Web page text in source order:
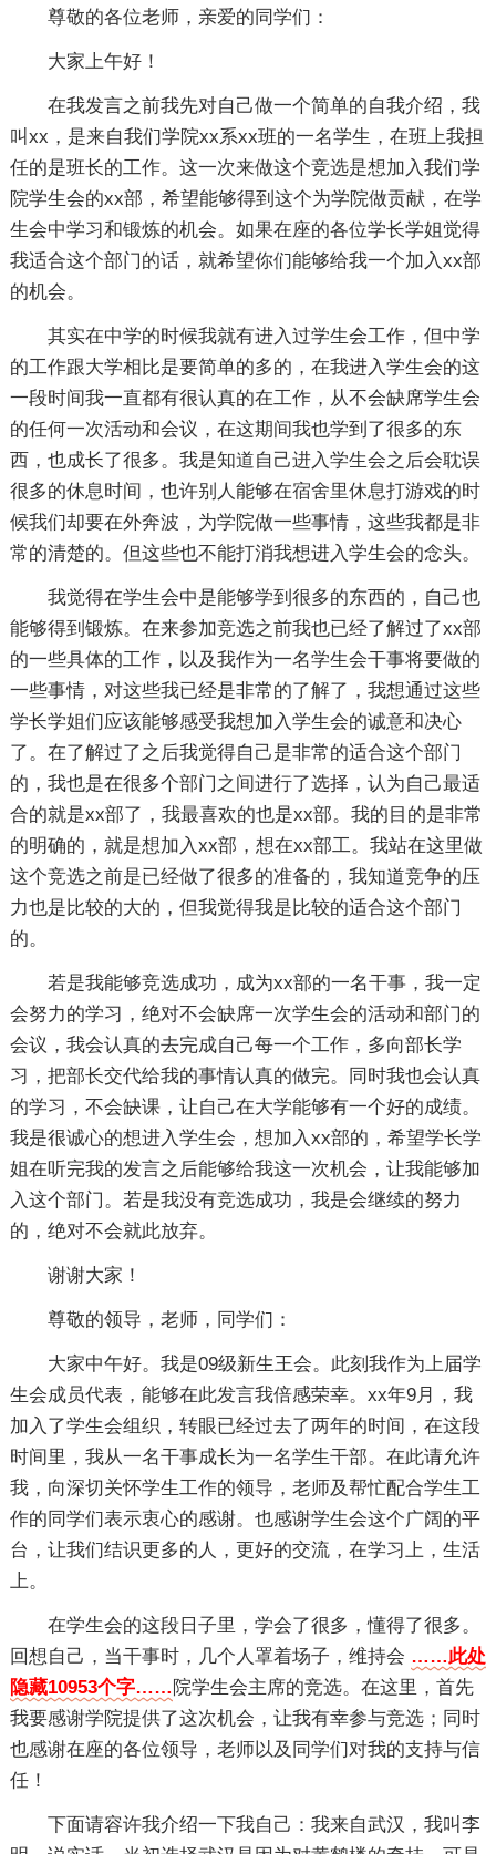
尊敬的各位老师，亲爱的同学们：
大家上午好！
在我发言之前我先对自己做一个简单的自我介绍，我
叫xx，是来自我们学院xx系xx班的一名学生，在班上我担
任的是班长的工作。这一次来做这个竞选是想加入我们学
院学生会的xx部，希望能够得到这个为学院做贡献，在学
生会中学习和锻炼的机会。如果在座的各位学长学姐觉得
我适合这个部门的话，就希望你们能够给我一个加入xx部
的机会。
其实在中学的时候我就有进入过学生会工作，但中学
的工作跟大学相比是要简单的多的，在我进入学生会的这
一段时间我一直都有很认真的在工作，从不会缺席学生会
的任何一次活动和会议，在这期间我也学到了很多的东
西，也成长了很多。我是知道自己进入学生会之后会耽误
很多的休息时间，也许别人能够在宿舍里休息打游戏的时
候我们却要在外奔波，为学院做一些事情，这些我都是非
常的清楚的。但这些也不能打消我想进入学生会的念头。
我觉得在学生会中是能够学到很多的东西的，自己也
能够得到锻炼。在来参加竞选之前我也已经了解过了xx部
的一些具体的工作，以及我作为一名学生会干事将要做的
一些事情，对这些我已经是非常的了解了，我想通过这些
学长学姐们应该能够感受我想加入学生会的诚意和决心
了。在了解过了之后我觉得自己是非常的适合这个部门
的，我也是在很多个部门之间进行了选择，认为自己最适
合的就是xx部了，我最喜欢的也是xx部。我的目的是非常
的明确的，就是想加入xx部，想在xx部工。我站在这里做
这个竞选之前是已经做了很多的准备的，我知道竞争的压
力也是比较的大的，但我觉得我是比较的适合这个部门
的。
若是我能够竞选成功，成为xx部的一名干事，我一定
会努力的学习，绝对不会缺席一次学生会的活动和部门的
会议，我会认真的去完成自己每一个工作，多向部长学
习，把部长交代给我的事情认真的做完。同时我也会认真
的学习，不会缺课，让自己在大学能够有一个好的成绩。
我是很诚心的想进入学生会，想加入xx部的，希望学长学
姐在听完我的发言之后能够给我这一次机会，让我能够加
入这个部门。若是我没有竞选成功，我是会继续的努力
的，绝对不会就此放弃。
谢谢大家！
尊敬的领导，老师，同学们：
大家中午好。我是09级新生王会。此刻我作为上届学
生会成员代表，能够在此发言我倍感荣幸。xx年9月，我
加入了学生会组织，转眼已经过去了两年的时间，在这段
时间里，我从一名干事成长为一名学生干部。在此请允许
我，向深切关怀学生工作的领导，老师及帮忙配合学生工
作的同学们表示衷心的感谢。也感谢学生会这个广阔的平
台，让我们结识更多的人，更好的交流，在学习上，生活
上。
在学生会的这段日子里，学会了很多，懂得了很多。
回想自己，当干事时，几个人罩着场子，维持会 ……此处
隐藏10953个字…… 院学生会主席的竞选。在这里，首先
我要感谢学院提供了这次机会，让我有幸参与竞选；同时
也感谢在座的各位领导，老师以及同学们对我的支持与信
任！
下面请容许我介绍一下我自己：我来自武汉，我叫李